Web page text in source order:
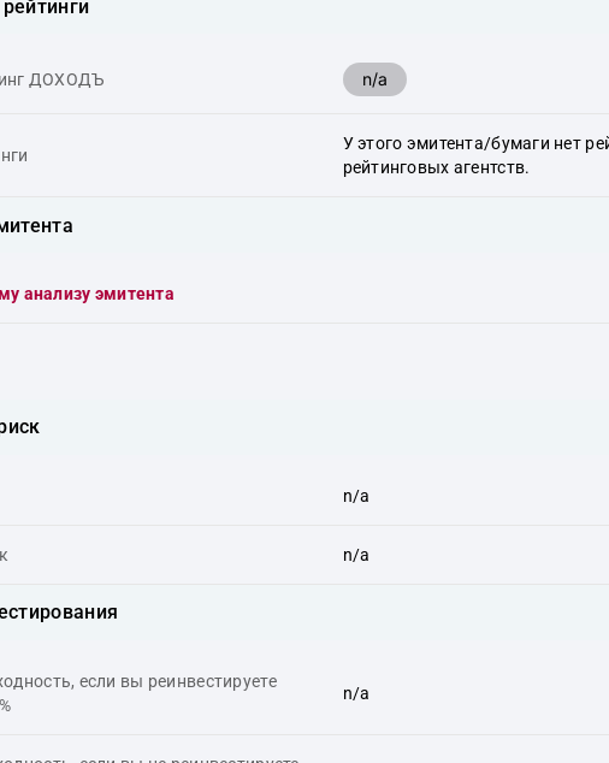
ДОХОДЪ n/a
У этого эмитента/бумаги нет
рейтинговых агентств.
анализу эмитента
n/a
n/a
если вы реинвестируете
n/a